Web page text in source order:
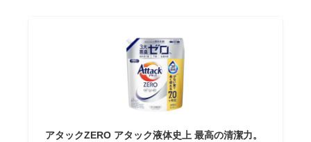
アタックZERO アタック液体史上 最高の清潔力。